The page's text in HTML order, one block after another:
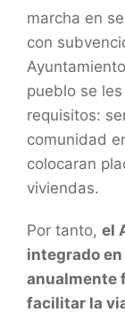
marcha en
con
pueblo se
requisitos:
comunidad
colocaran
viviendas.
Por tanto, el
integrado
anualmente
facilitar la